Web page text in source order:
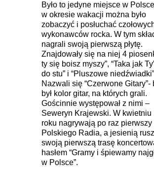
Było to jedyne miejsce w
w okresie wakacji można było
zobaczyć i posłuchać
wykonawców rocka. W tym
nagrali swoją pierwszą płytę.
Znajdowały się na niej 4
ty się boisz myszy”, “Taka jak
do stu” i “Pluszowe
Nazwali się “Czerwone Gitary”-
był kolor gitar, na których grali.
Gościnnie występował z nimi –
Seweryn Krajewski. W kwietniu
roku nagrywają po raz pierwszy
Polskiego Radia, a jesienią
swoją pierwszą trasę
hasłem “Gramy i śpiewamy
w Polsce”.